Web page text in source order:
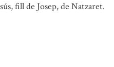
fill de Josep, de Natzaret.